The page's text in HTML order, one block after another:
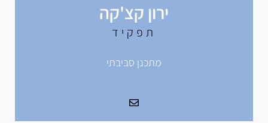
ירון קצ'קה
תפקיד
מתכנן סביבתי